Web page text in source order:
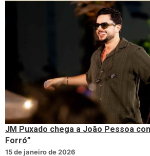
JM Puxado chega a João Pessoa
Forró”
15 de janeiro de 2026